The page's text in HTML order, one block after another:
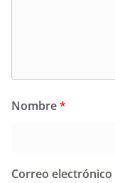
Nombre*
Correo electrónico